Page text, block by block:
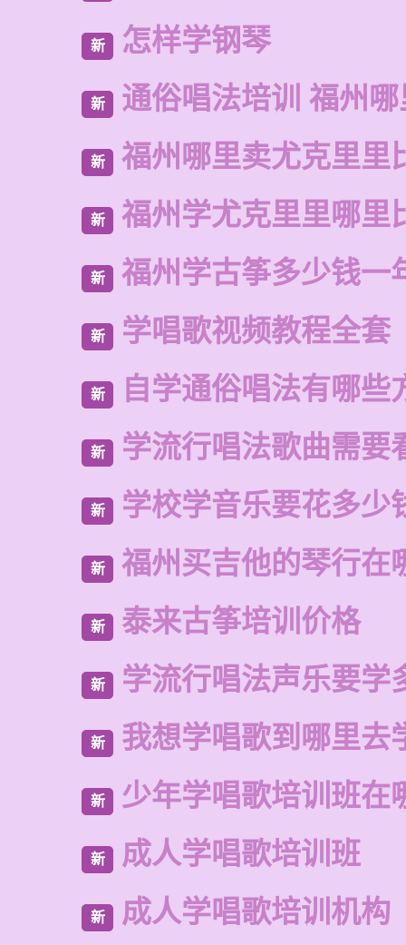
新 怎样学钢琴
新 通俗唱法培训 福州
新 福州哪里卖尤克里里
新 福州学尤克里里哪里
新 福州学古筝多少钱一
新 学唱歌视频教程全套
新 自学通俗唱法有哪些
新 学流行唱法歌曲需要
新 学校学音乐要花多少
新 福州买吉他的琴行在
新 泰来古筝培训价格
新 学流行唱法声乐要学
新 我想学唱歌到哪里去
新 少年学唱歌培训班在
新 成人学唱歌培训班
新 成人学唱歌培训机构